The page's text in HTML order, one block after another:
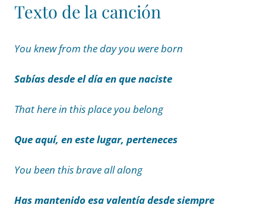
Texto de la canción
You knew from the day you were born
Sabías desde el día en que naciste
That here in this place you belong
Que aquí, en este lugar, perteneces
You been this brave all along
Has mantenido esa valentía desde siempre